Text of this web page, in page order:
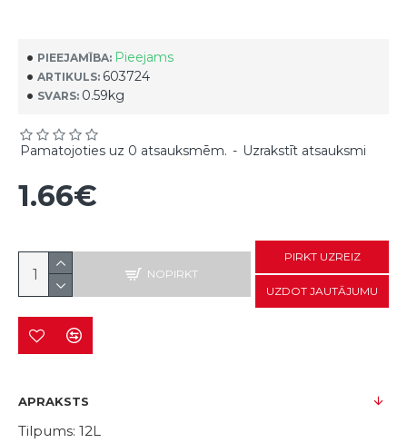
PIEEJAMĪBA: Pieejams
ARTIKULS: 603724
SVARS: 0.59kg
Pamatojoties uz 0 atsauksmēm. - Uzrakstīt atsauksmi
1.66€
NOPIRKT
PIRKT UZREIZ
UZDOT JAUTĀJUMU
APRAKSTS
Tilpums: 12L